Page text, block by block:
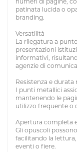
patinata lucida o
branding.
Versatilità
La rilegatura a
presentazioni
informativi,
agenzie di
Resistenza e durata
I punti metallici
mantenendo le
utilizzo frequente o
Apertura completa
Gli opuscoli
facilitando la
eventi o fiere.